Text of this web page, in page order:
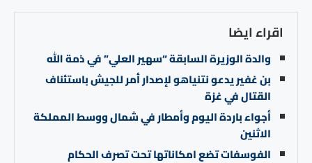
اقراء ايضا
والدة الوزيرة السابقة “سهير العلي” في ذمة الله
بن غفير يدعو نتنياهو لإصدار أمر للجيش باستئناف
القتال في غزة
أجواء باردة اليوم وأمطار في شمال ووسط المملكة
الاثنين
الفوسفات تضع امكاناتها تحت تصرف الحكام